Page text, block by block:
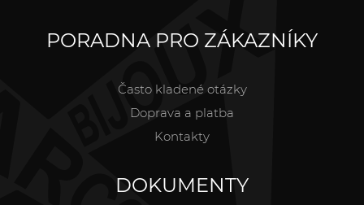
PORADNA PRO ZÁKAZNÍKY
Často kladené otázky
Doprava a platba
Kontakty
DOKUMENTY